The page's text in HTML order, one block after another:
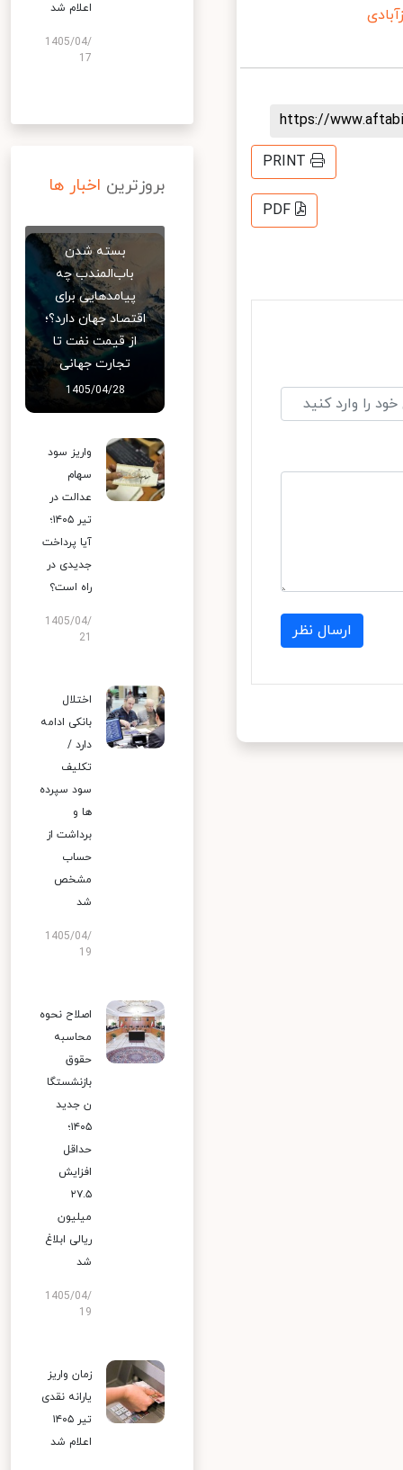
https://
PRINT
PDF
ارسال نظر
اعلام شد
1405/04/
17
بروزترین اخبار ها
بسته شدن
باب‌المندب چه
پیامدهایی برای
اقتصاد جهان دارد؟؛
از قیمت نفت تا
تجارت جهانی
1405/04/28
واریز سود
سهام
عدالت در
تیر ۱۴۰۵؛
آیا پرداخت
جدیدی در
راه است؟
1405/04/
اختلال
بانکی ادامه
دارد /
تکلیف
سود سپرده
ها و
برداشت از
حساب
مشخص
شد
1405/04/
19
اصلاح نحوه
محاسبه
حقوق
بازنشستگا
ن جدید
۱۴۰۵؛
حداقل
افزایش
۲۷.۵
میلیون
ریالی ابلاغ
شد
1405/04/
19
زمان واریز
یارانه نقدی
تیر ۱۴۰۵
اعلام شد